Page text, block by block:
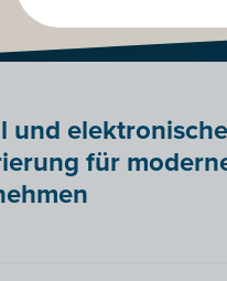
und elektronische
für